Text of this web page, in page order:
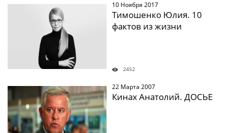
10 Ноября 2017
Тимошенко Юлия. 10
фактов из жизни
2452
" /> 22 Марта 2007
Кинах Анатолий. ДОСЬЕ